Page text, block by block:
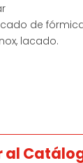
de
lacado.
al